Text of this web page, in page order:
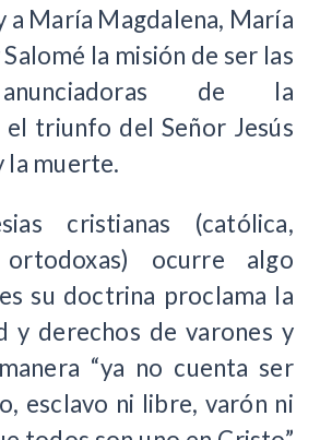
a María Magdalena, María
la misión de ser las
de la
el triunfo del Señor Jesús
la muerte.
cristianas (católica,
ortodoxas) ocurre algo
su doctrina proclama la
y derechos de varones y
“ya no cuenta ser
esclavo ni libre, varón ni